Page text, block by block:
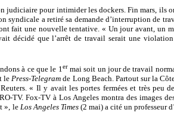
judiciaire pour intimider les dockers. Fin mars, ils
a retiré sa demande d’interruption de
fait une nouvelle tentative. « Un jour avant, un
décidé que l’arrêt de travail serait une
à ce que le 1 ermai soit un jour de travail
le Press-Telegramde Long Beach. Partout sur la
« Il y avait les portes fermées et très peu
TV. Fox-TV à Los Angeles montra des images
», le Los Angeles Times(2 mai) a cité un professeur